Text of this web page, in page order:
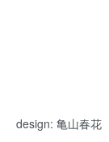
design: 亀山春